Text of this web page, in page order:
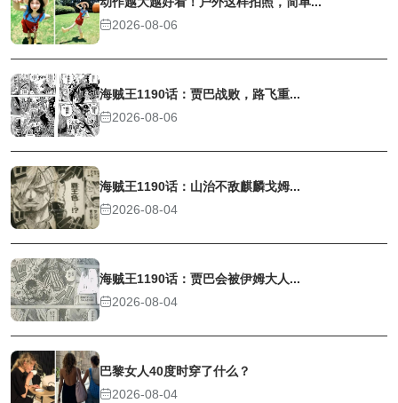
2026-08-06
海贼王1190话：贾巴战败，路飞重...
2026-08-06
海贼王1190话：山治不敌麒麟戈姆...
2026-08-04
海贼王1190话：贾巴会被伊姆大人...
2026-08-04
巴黎女人40度时穿了什么？
2026-08-04